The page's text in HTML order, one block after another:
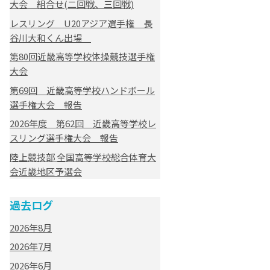
大会 組合せ(二回戦、三回戦)
レスリング U20アジア選手権 長
谷川大和くん出場
第80回近畿高等学校体操競技選手権
大会
第69回 近畿高等学校ハンドボール
選手権大会 報告
2026年度 第62回 近畿高等学校レ
スリング選手権大会 報告
陸上競技部 全国高等学校総合体育大
会近畿地区予選会
過去ログ
2026年8月
2026年7月
2026年6月